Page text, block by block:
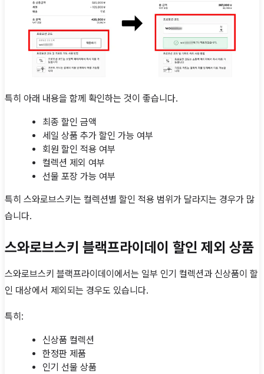
특히 아래 내용을 함께 확인하는 것이 좋습니다.
최종 할인 금액
세일 상품 추가 할인 가능 여부
회원 할인 적용 여부
컬렉션 제외 여부
선물 포장 가능 여부
특히 스와로브스키는 컬렉션별 할인 적용 범위가 달라지는 경우가 많
습니다.
스와로브스키 블랙프라이데이 할인 제외 상품
스와로브스키 블랙프라이데이에서는 일부 인기 컬렉션과 신상품이 할
인 대상에서 제외되는 경우도 있습니다.
특히:
신상품 컬렉션
한정판 제품
인기 선물 상품